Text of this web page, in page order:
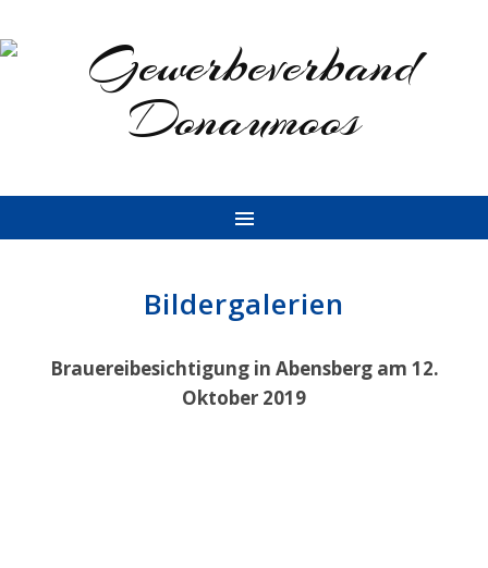
Bildergalerien
Brauereibesichtigung in Abensberg am 12.
Oktober 2019